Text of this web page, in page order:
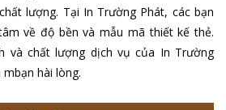
lượng. Tại In Trường Phát, các bạn
về độ bền và mẫu mã thiết kế thẻ.
và chất lượng dịch vụ của In Trường
mbạn hài lòng.